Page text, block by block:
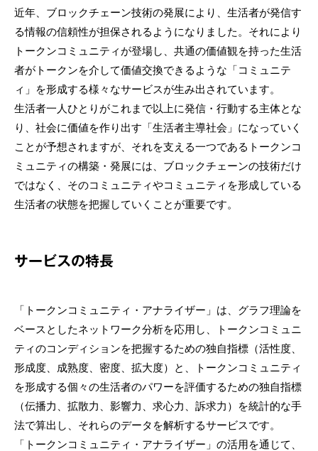
近年、ブロックチェーン技術の発展により、生活者が発信す
る情報の信頼性が担保されるようになりました。それにより
トークンコミュニティが登場し、共通の価値観を持った生活
者がトークンを介して価値交換できるような「コミュニテ
ィ」を形成する様々なサービスが生み出されています。
生活者一人ひとりがこれまで以上に発信・行動する主体とな
り、社会に価値を作り出す「生活者主導社会」になっていく
ことが予想されますが、それを支える一つであるトークンコ
ミュニティの構築・発展には、ブロックチェーンの技術だけ
ではなく、そのコミュニティやコミュニティを形成している
生活者の状態を把握していくことが重要です。
サービスの特長
「トークンコミュニティ・アナライザー」は、グラフ理論を
ベースとしたネットワーク分析を応用し、トークンコミュニ
ティのコンディションを把握するための独自指標（活性度、
形成度、成熟度、密度、拡大度）と、トークンコミュニティ
を形成する個々の生活者のパワーを評価するための独自指標
（伝播力、拡散力、影響力、求心力、訴求力）を統計的な手
法で算出し、それらのデータを解析するサービスです。
「トークンコミュニティ・アナライザー」の活用を通じて、